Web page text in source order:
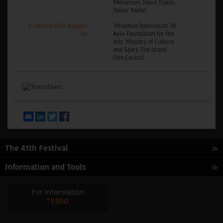
Mekonnen, Hava Tizazu‎‏,
Tamar Yamle
Produced with support
by
Yehoshua Rabinovich Tel
Aviv Foundation for the
arts. Ministry of Culture
and Sport. The Israeli
Film Council.
EmailLinkedInTwitter
The 41th Festival
Information and Tools
For Information
*9300